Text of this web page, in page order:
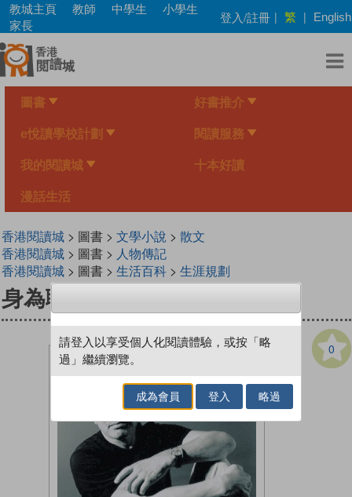
Skip
main
content
教城主頁 教師 中學生
小學生
家長
登入/註冊 | 繁 | English
圖書 好書推介
e悅讀學校計劃 閱讀服務
我的閱讀城 十本好讀
漫話生活
香港閱讀城> 圖書 > 文學小說 > 散文
香港閱讀城> 圖書 > 人物傳記
香港閱讀城> 圖書 > 生活百科> 生涯規劃
身為職業小說家
0
請登入以享受個人化閱讀體驗，或按「略
過」繼續瀏覽。
成為會員 登入 略過